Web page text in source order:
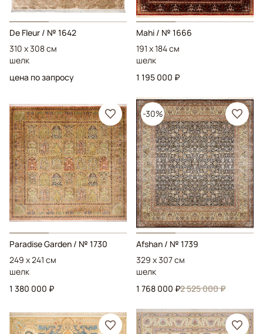
De Fleur / № 1642
310 x 308 см
шелк
цена по запросу
Mahi / № 1666
191 x 184 см
шелк
1 195 000 ₽
Paradise Garden / № 1730
249 x 241 см
шелк
1 380 000 ₽
-30%
Afshan / № 1739
329 x 307 см
шелк
1 768 000 ₽2 525 000 ₽